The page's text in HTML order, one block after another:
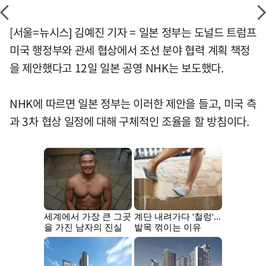
[서울=뉴시스] 김예진 기자 = 일본 정부는 도널드 트럼프
미국 행정부와 관세 협상에서 조선 분야 협력 계획 책정
을 제안했다고 12일 일본 공영 NHK는 보도했다.
NHK에 따르면 일본 정부는 이러한 제안을 들고, 미국 측
과 3차 협상 일정에 대해 구체적인 조율을 할 방침이다.